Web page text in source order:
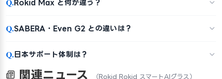
Rokid Max と何が違う？
Q.SABERA・Even G2 との違いは？
Q.日本サポート体制は？
関連ニュース （Rokid Rokid スマートAIグラス）